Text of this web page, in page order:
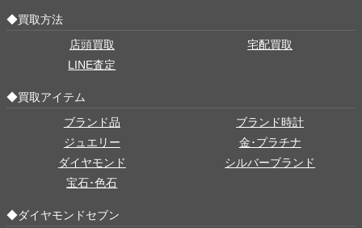
◆買取方法
店頭買取
宅配買取
LINE査定
◆買取アイテム
ブランド品
ブランド時計
ジュエリー
金･プラチナ
ダイヤモンド
シルバーブランド
宝石･色石
◆ダイヤモンドセブン